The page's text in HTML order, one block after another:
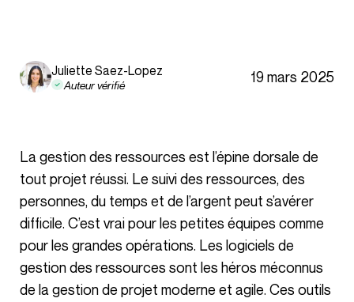
Juliette Saez-Lopez
Auteur vérifié 19 mars 2025
La gestion des ressources est l’épine dorsale de
tout projet réussi. Le suivi des ressources, des
personnes, du temps et de l’argent peut s’avérer
difficile. C’est vrai pour les petites équipes comme
pour les grandes opérations. Les logiciels de
gestion des ressources sont les héros méconnus
de la gestion de projet moderne et agile. Ces outils